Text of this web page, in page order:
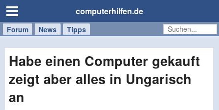
computerhilfen.de
Forum News Tipps
Handy
Tablet
Windows
Mac
Habe einen Computer gekauft
zeigt aber alles in Ungarisch
an